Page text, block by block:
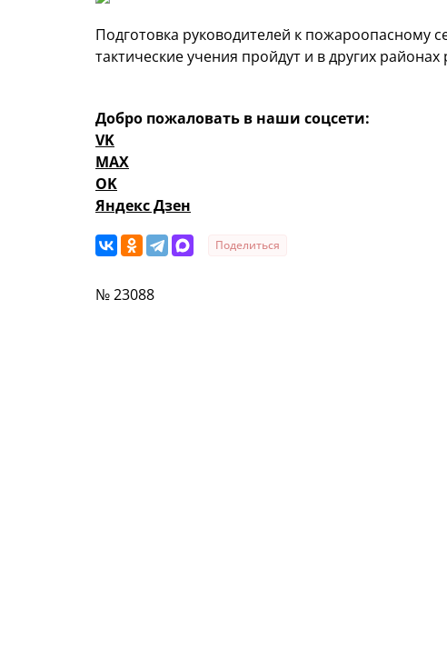
Подготовка руководителей к пожароопасному
тактические учения пройдут и в других
Добро пожаловать в наши соцсети:
VK
MAX
OK
Яндекс Дзен
Поделиться
№ 23088